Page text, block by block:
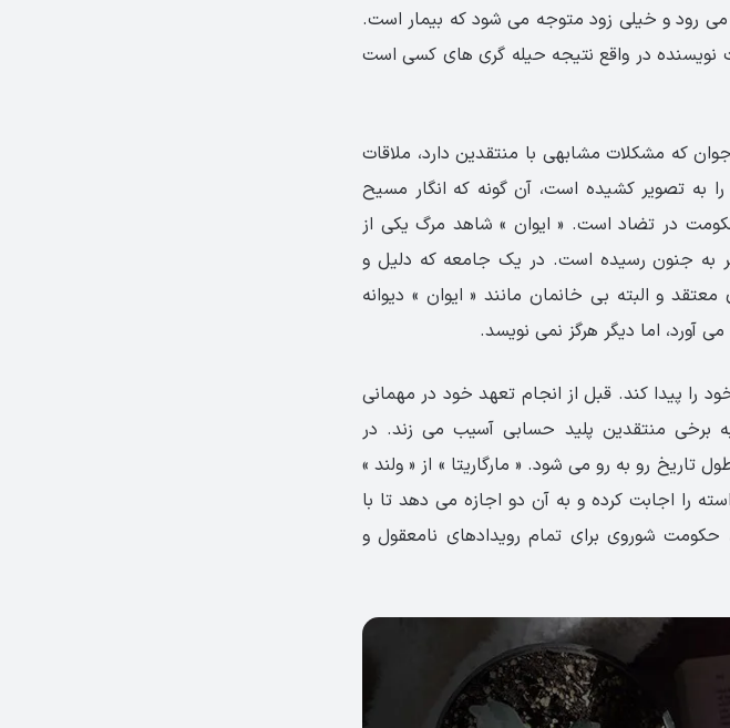
می رود و خیلی زود متوجه می شود که بیمار است.
نویسنده در واقع نتیجه حیله گری های کسی است
که مشکلات مشابهی با منتقدین دارد، ملاقات
به تصویر کشیده است، آن گونه که انگار مسیح
در تضاد است. « ایوان » شاهد مرگ یکی از
به جنون رسیده است. در یک جامعه که دلیل و
و البته بی خانمان مانند « ایوان » دیوانه
آورد، اما دیگر هرگز نمی نویسد.
را پیدا کند. قبل از انجام تعهد خود در مهمانی
برخی منتقدین پلید حسابی آسیب می زند. در
تاریخ رو به رو می شود. « مارگاریتا » از « ولند »
را اجابت کرده و به آن دو اجازه می دهد تا با
حکومت شوروی برای تمام رویدادهای نامعقول و